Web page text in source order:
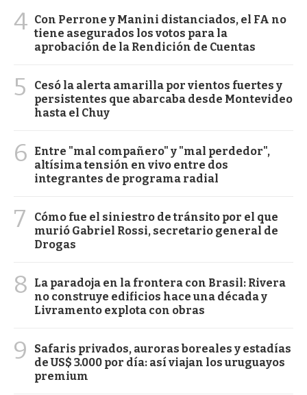
4 Con Perrone y Manini distanciados, el FA no
tiene asegurados los votos para la
aprobación de la Rendición de Cuentas
5
Cesó la alerta amarilla por vientos fuertes y
persistentes que abarcaba desde Montevideo
hasta el Chuy
6
Entre "mal compañero" y "mal perdedor",
altísima tensión en vivo entre dos
integrantes de programa radial
7
Cómo fue el siniestro de tránsito por el que
murió Gabriel Rossi, secretario general de
Drogas
8
La paradoja en la frontera con Brasil: Rivera
no construye edificios hace una década y
Livramento explota con obras
9
Safaris privados, auroras boreales y estadías
de US$ 3.000 por día: así viajan los uruguayos
premium